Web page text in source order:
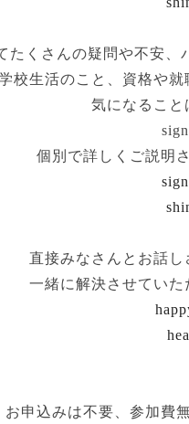
たくさんの疑問や不安、
校生活のこと、資格や就
気になること
個別で詳しくご説明
直接みなさんとお話
一緒に解決させてい
お申込みは不要、参加費